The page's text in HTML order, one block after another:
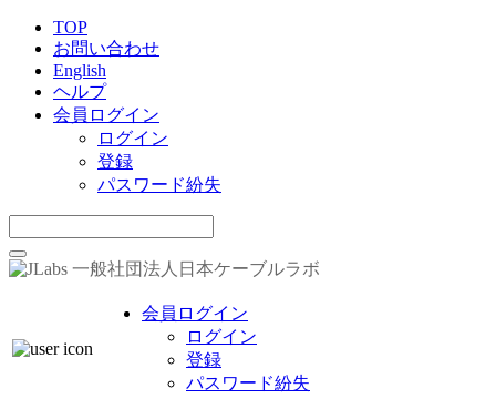
TOP
お問い合わせ
English
ヘルプ
会員ログイン
ログイン
登録
パスワード紛失
一般社団法人日本ケーブルラボ
会員ログイン
ログイン
登録
パスワード紛失